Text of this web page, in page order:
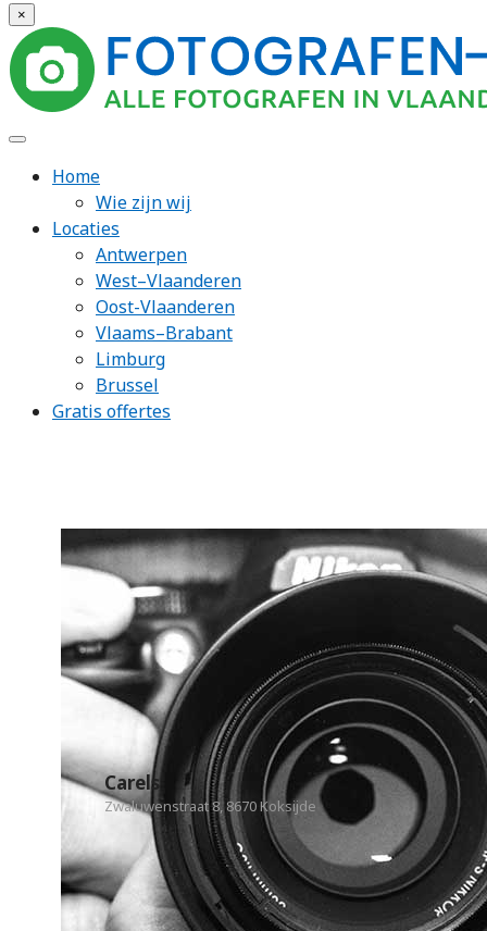
×
Home
Wie zijn wij
Locaties
Antwerpen
West–Vlaanderen
Oost-Vlaanderen
Vlaams–Brabant
Limburg
Brussel
Gratis offertes
Carels
Zwaluwenstraat 8, 8670 Koksijde